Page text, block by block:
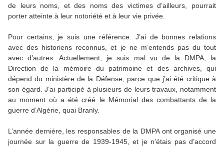
de leurs noms, et des noms des victimes d’ailleurs, pourrait
porter atteinte à leur notoriété et à leur vie privée.
Pour certains, je suis une référence. J’ai de bonnes relations
avec des historiens reconnus, et je ne m’entends pas du tout
avec d’autres. Actuellement, je suis mal vu de la DMPA, la
Direction de la mémoire du patrimoine et des archives, qui
dépend du ministère de la Défense, parce que j’ai été critique à
son égard. J’ai participé à plusieurs de leurs travaux, notamment
au moment où a été créé le Mémorial des combattants de la
guerre d’Algérie, quai Branly.
L’année dernière, les responsables de la DMPA ont organisé une
journée sur la guerre de 1939-1945, et je n’étais pas d’accord